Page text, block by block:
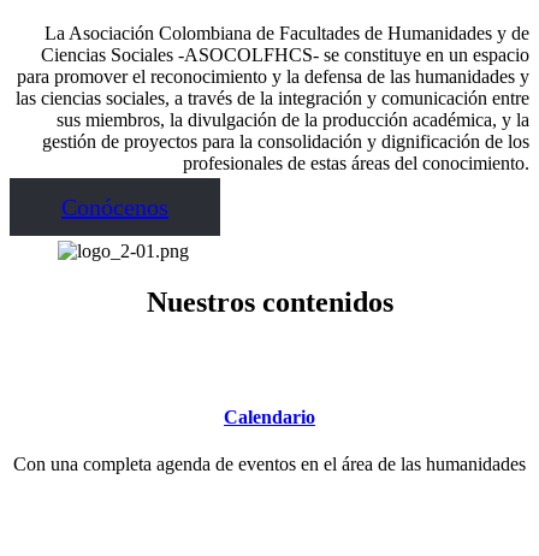
La Asociación Colombiana de Facultades de Humanidades y de
Ciencias Sociales -ASOCOLFHCS- se constituye en un espacio
para promover el reconocimiento y la defensa de las humanidades y
las ciencias sociales, a través de la integración y comunicación entre
sus miembros, la divulgación de la producción académica, y la
gestión de proyectos para la consolidación y dignificación de los
profesionales de estas áreas del conocimiento.
Conócenos
Nuestros contenidos
Calendario
Con una completa agenda de eventos en el área de las humanidades